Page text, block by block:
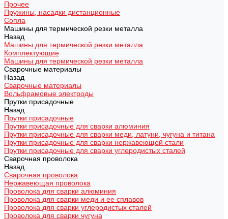
Прочее
Пружины, насадки дистанционные
Сопла
Машины для термической резки металла
Назад
Машины для термической резки металла
Комплектующие
Машины для термической резки металла
Сварочные материалы
Назад
Сварочные материалы
Вольфрамовые электроды
Прутки присадочные
Назад
Прутки присадочные
Прутки присадочные для сварки алюминия
Прутки присадочные для сварки меди, латуни, чугуна и титана
Прутки присадочные для сварки нержавеющей стали
Прутки присадочные для сварки углеродистых сталей
Сварочная проволока
Назад
Сварочная проволока
Нержавеющая проволока
Проволока для сварки алюминия
Проволока для сварки меди и ее сплавов
Проволока для сварки углеродистых сталей
Проволока для сварки чугуна